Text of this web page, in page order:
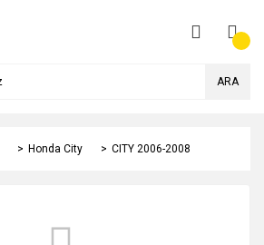
ARA
Honda City CITY 2006-2008